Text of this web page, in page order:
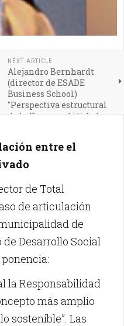
NEXT ARTICLE
Alejandro Bernhardt
(director de ESADE
Business School)
"Perspectiva estructural
de la Responsabilidad
entre el
de Total
de articulación
de
Desarrollo Social
la Responsabilidad
más amplio
sostenible”. Las